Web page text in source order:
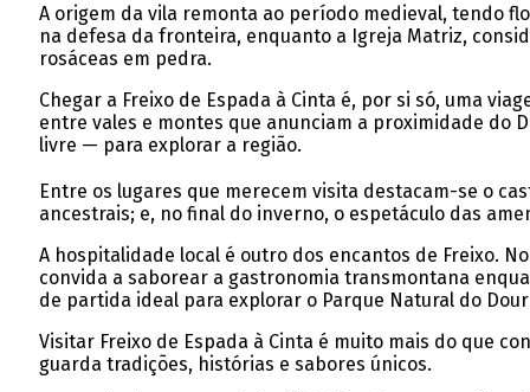
A origem da vila remonta ao período medieval, tendo
na defesa da fronteira, enquanto a Igreja Matriz,
rosáceas em pedra.
Chegar a Freixo de Espada à Cinta é, por si só, uma
entre vales e montes que anunciam a proximidade do
livre — para explorar a região.
Entre os lugares que merecem visita destacam-se o
ancestrais; e, no final do inverno, o espetáculo das
A hospitalidade local é outro dos encantos de Freixo.
convida a saborear a gastronomia transmontana
de partida ideal para explorar o Parque Natural do
Visitar Freixo de Espada à Cinta é muito mais do que
guarda tradições, histórias e sabores únicos.